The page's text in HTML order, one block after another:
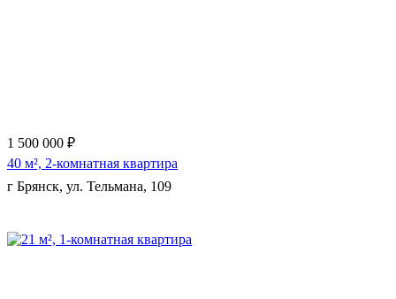
1 500 000 ₽
40 м², 2-комнатная квартира
г Брянск, ул. Тельмана, 109